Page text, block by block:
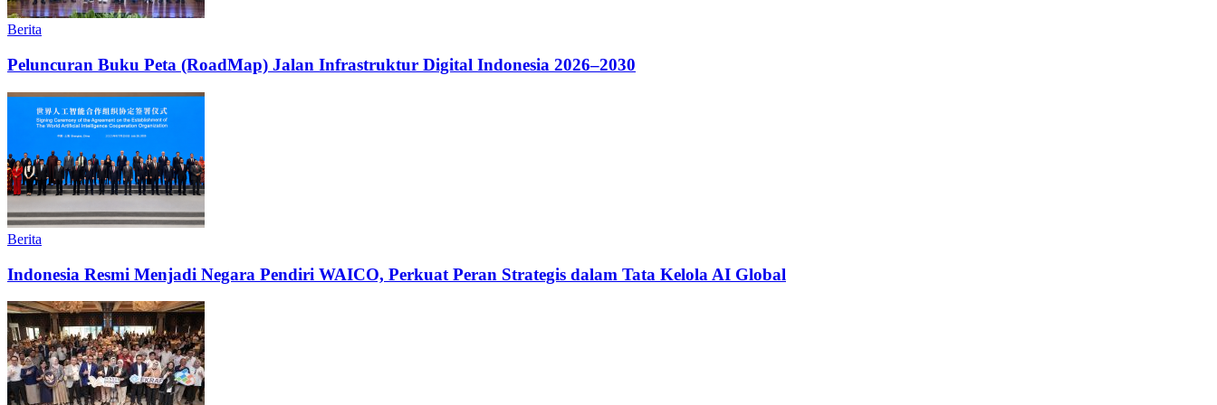
Berita
Peluncuran Buku Peta (RoadMap) Jalan Infrastruktur Digital Indonesia 2026–2030
Berita
Indonesia Resmi Menjadi Negara Pendiri WAICO, Perkuat Peran Strategis dalam Tata Kelola AI Global